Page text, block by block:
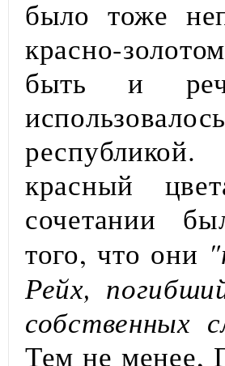
было тоже
красно-
быть и
красный
сочетании
того, что они
Рейх,
собственных
Тем не менее,